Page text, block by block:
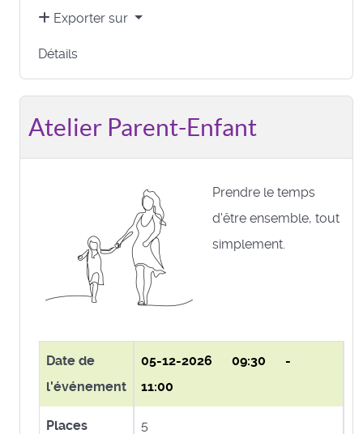
Exporter sur
Détails
Atelier Parent-Enfant
Prendre le temps
d'être ensemble, tout
simplement.
Date de
l'événement
05-12-2026 09:30 -
11:00
Places 5